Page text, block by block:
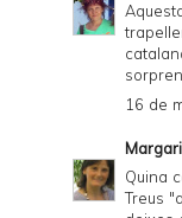
16 de
Quina
Treus